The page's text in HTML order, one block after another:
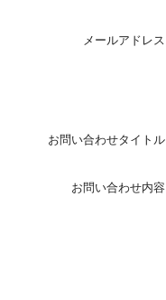
メールアドレス
お問い合わせタイトル
お問い合わせ内容